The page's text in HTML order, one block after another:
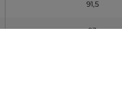
91,5
93